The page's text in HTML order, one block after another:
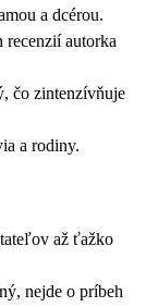
a dcérou.
recenzií autorka
čo zintenzívňuje
a rodiny.
až ťažko
nejde o príbeh